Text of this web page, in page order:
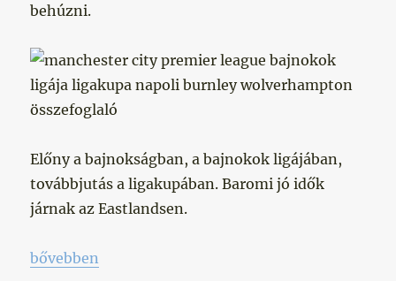
behúzni.
Előny a bajnokságban, a bajnokok ligájában,
továbbjutás a ligakupában. Baromi jó idők
járnak az Eastlandsen.
„Taktikai magasságok és mélységek”
bővebben